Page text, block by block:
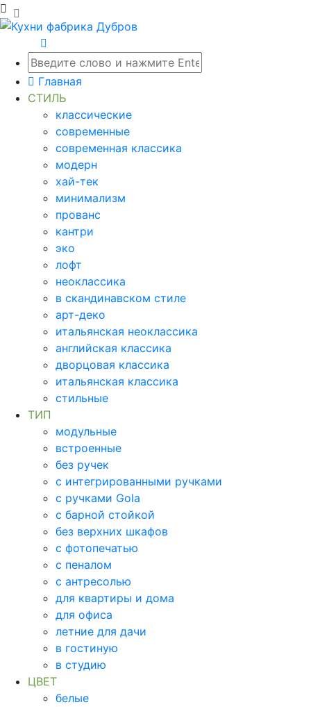
Главная
СТИЛЬ
классические
современные
современная классика
модерн
хай-тек
минимализм
прованс
кантри
эко
лофт
неоклассика
в скандинавском стиле
арт-деко
итальянская неоклассика
английская классика
дворцовая классика
итальянская классика
стильные
ТИП
модульные
встроенные
без ручек
с интегрированными ручками
с ручками Gola
с барной стойкой
без верхних шкафов
с фотопечатью
с пеналом
с антресолью
для квартиры и дома
для офиса
летние для дачи
в гостиную
в студию
ЦВЕТ
белые